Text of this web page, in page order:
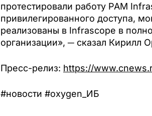
протестировали работу РАМ
привилегированного доступа,
реализованы в Infrascope в
организации», ─ сказал Кирилл
Пресс-релиз: https://
#новости #oxygen_ИБ